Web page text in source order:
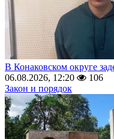
В Конаковском округе
06.08.2026, 12:20
106
Закон и порядок